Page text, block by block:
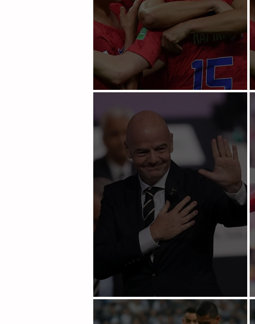
Morgan y EUA se aprovecharon
Reeligen a Infantino